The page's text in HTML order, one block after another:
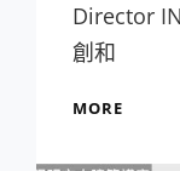
Director
創和
MORE